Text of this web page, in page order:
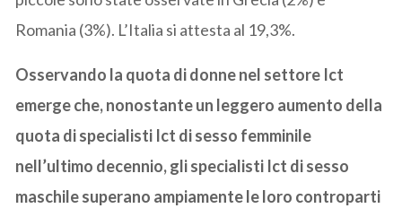
Romania (3%). L’Italia si attesta al 19,3%.
Osservando la quota di donne nel settore Ict
emerge che, nonostante un leggero aumento della
quota di specialisti Ict di sesso femminile
nell’ultimo decennio, gli specialisti Ict di sesso
maschile superano ampiamente le loro controparti